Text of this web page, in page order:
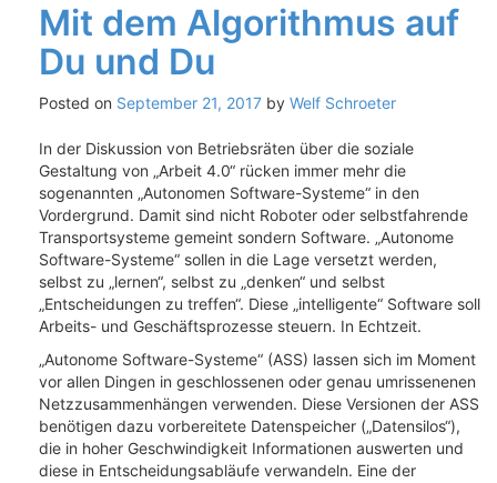
Mit dem Algorithmus auf
Du und Du
Posted on September 21, 2017 by Welf Schroeter
In der Diskussion von Betriebsräten über die soziale
Gestaltung von „Arbeit 4.0“ rücken immer mehr die
sogenannten „Autonomen Software-Systeme“ in den
Vordergrund. Damit sind nicht Roboter oder selbstfahrende
Transportsysteme gemeint sondern Software. „Autonome
Software-Systeme“ sollen in die Lage versetzt werden,
selbst zu „lernen“, selbst zu „denken“ und selbst
„Entscheidungen zu treffen“. Diese „intelligente“ Software soll
Arbeits- und Geschäftsprozesse steuern. In Echtzeit.
„Autonome Software-Systeme“ (ASS) lassen sich im Moment
vor allen Dingen in geschlossenen oder genau umrissenenen
Netzzusammenhängen verwenden. Diese Versionen der ASS
benötigen dazu vorbereitete Datenspeicher („Datensilos“),
die in hoher Geschwindigkeit Informationen auswerten und
diese in Entscheidungsabläufe verwandeln. Eine der